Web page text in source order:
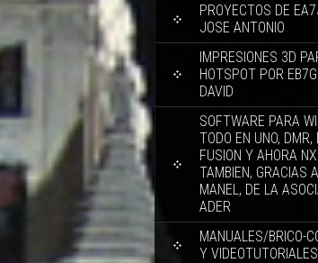
PROYECTOS DE
JOSE ANTONIO
IMPRESIONES 3D
HOTSPOT POR
DAVID
SOFTWARE PARA
TODO EN UNO, DMR,
FUSION Y AHORA
TAMBIEN, GRACIAS
MANEL, DE LA
ADER
MANUALES/BRICO-
Y VIDEOTUTORIALES